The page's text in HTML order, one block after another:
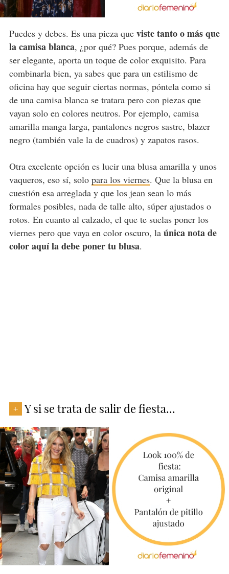
Puedes y debes. Es una pieza que viste tanto o más que
la camisa blanca, ¿por qué? Pues porque, además de
ser elegante, aporta un toque de color exquisito. Para
combinarla bien, ya sabes que para un estilismo de
oficina hay que seguir ciertas normas, póntela como si
de una camisa blanca se tratara pero con piezas que
vayan solo en colores neutros. Por ejemplo, camisa
amarilla manga larga, pantalones negros sastre, blazer
negro (también vale la de cuadros) y zapatos rasos.
Otra excelente opción es lucir una blusa amarilla y unos
vaqueros, eso sí, solo para los viernes. Que la blusa en
cuestión esa arreglada y que los jean sean lo más
formales posibles, nada de talle alto, súper ajustados o
rotos. En cuanto al calzado, el que te suelas poner los
viernes pero que vaya en color oscuro, la única nota de
color aquí la debe poner tu blusa.
+ Y si se trata de salir de fiesta...